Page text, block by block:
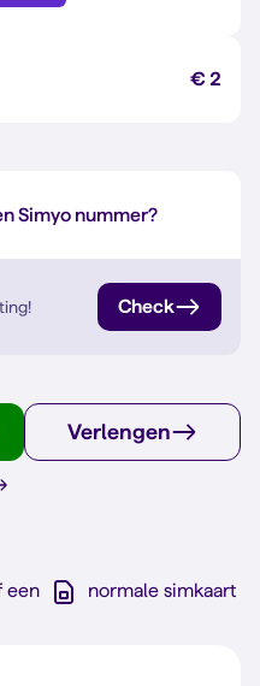
€ 2
Simyo nummer?
Check
Verlengen
een normale simkaart